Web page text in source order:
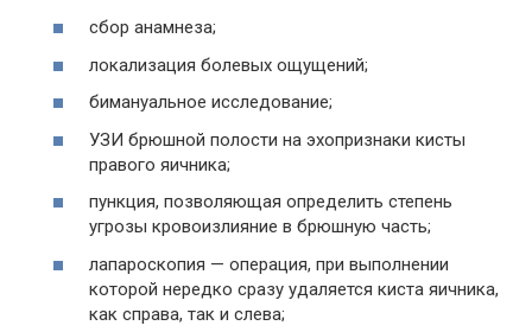
сбор анамнеза;
локализация болевых ощущений;
бимануальное исследование;
УЗИ брюшной полости на эхопризнаки кисты
правого яичника;
пункция, позволяющая определить степень
угрозы кровоизлияние в брюшную часть;
лапароскопия — операция, при выполнении
которой нередко сразу удаляется киста яичника,
как справа, так и слева;